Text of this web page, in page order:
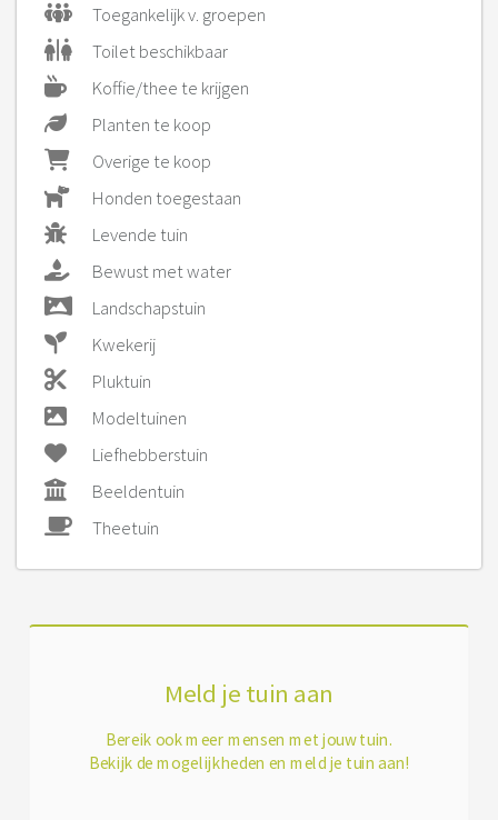
Toegankelijk v. groepen
Toilet beschikbaar
Koffie/thee te krijgen
Planten te koop
Overige te koop
Honden toegestaan
Levende tuin
Bewust met water
Landschapstuin
Kwekerij
Pluktuin
Modeltuinen
Liefhebberstuin
Beeldentuin
Theetuin
Meld je tuin aan
Bereik ook meer mensen met jouw tuin.
Bekijk de mogelijkheden en meld je tuin aan!